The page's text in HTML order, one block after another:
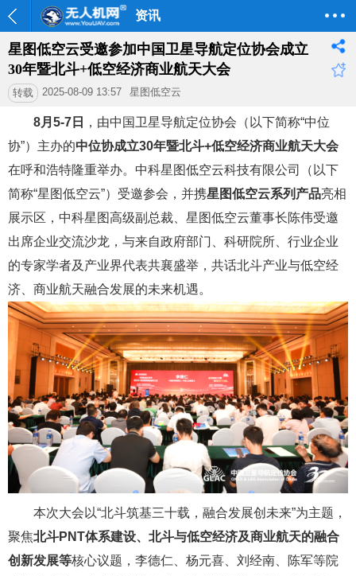
资讯
星图低空云受邀参加中国卫星导航定位协会成立
30年暨北斗+低空经济商业航天大会
转载 2025-08-09 13:57 星图低空云
8月5-7日
，由中国卫星导航定位协会（以下简称“中位
协”）主办的中位协成立30年暨北斗+低空经济商业航天大会
在呼和浩特隆重举办。中科星图低空云科技有限公司（以下
简称“星图低空云”）受邀参会，并携星图低空云系列产品亮相
展示区，中科星图高级副总裁、星图低空云董事长陈伟受邀
出席企业交流沙龙，与来自政府部门、科研院所、行业企业
的专家学者及产业界代表共襄盛举，共话北斗产业与低空经
济、商业航天融合发展的未来机遇。
本次大会以“北斗筑基三十载，融合发展创未来”为主题，
聚焦北斗PNT体系建设、北斗与低空经济及商业航天的融合
创新发展等核心议题，李德仁、杨元喜、刘经南、陈军等院